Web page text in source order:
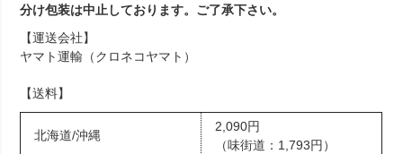
分け包装は中止しております。ご了承下さい。
【運送会社】
ヤマト運輸（クロネコヤマト）
【送料】
北海道/沖縄
2,090円
（味街道：1,793円）